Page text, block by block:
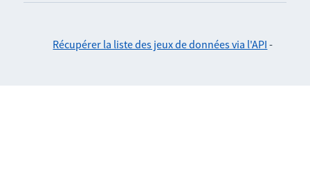
Récupérer la liste des jeux de données via l'API -